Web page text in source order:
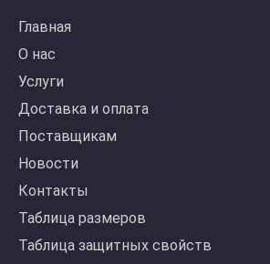
Главная
О нас
Услуги
Доставка и оплата
Поставщикам
Новости
Контакты
Таблица размеров
Таблица защитных свойств